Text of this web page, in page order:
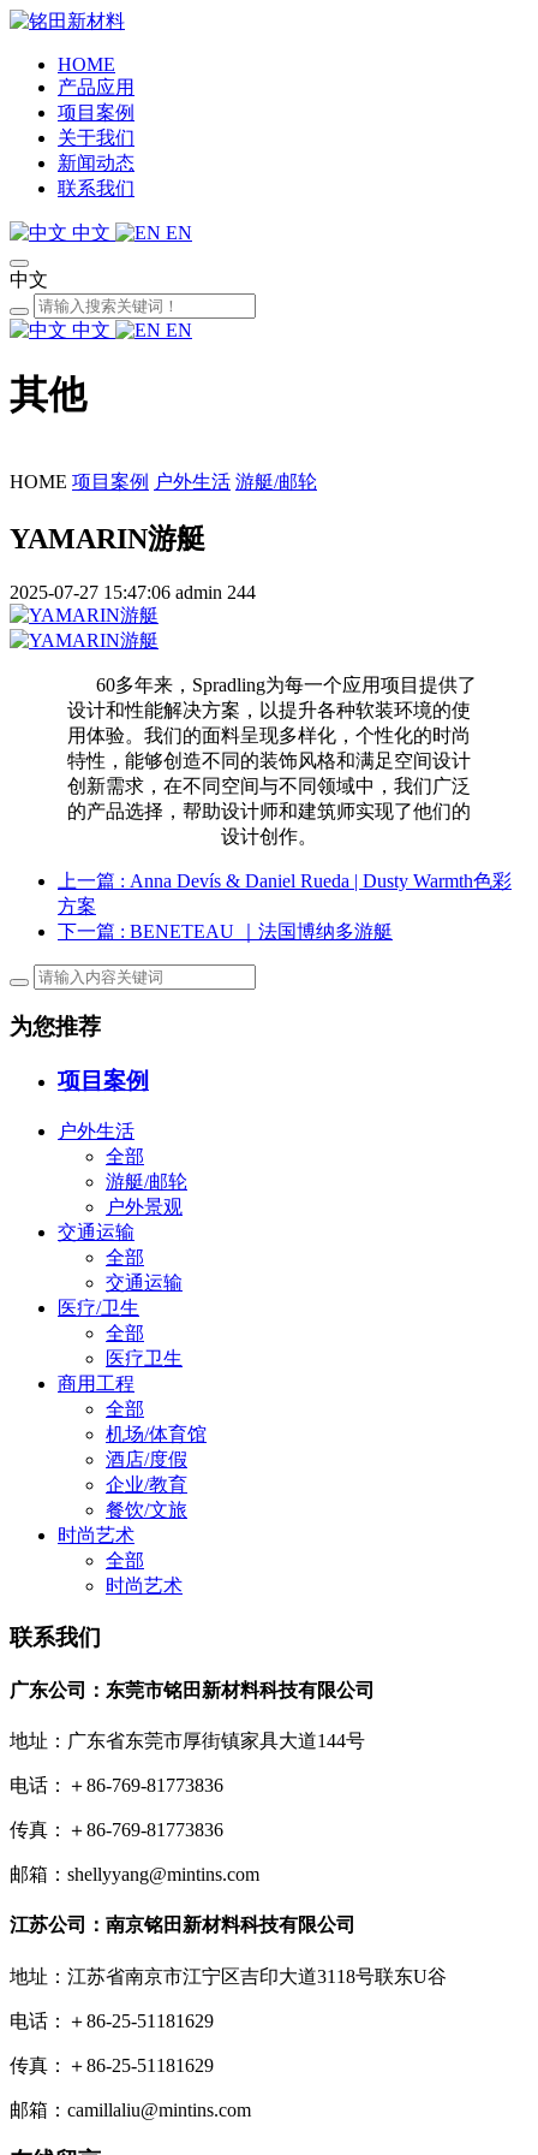
HOME
产品应用
项目案例
关于我们
新闻动态
联系我们
中文 EN
中文
中文 EN
其他
HOME 项目案例 户外生活 游艇/邮轮
YAMARIN游艇
2025-07-27 15:47:06 admin 244
60多年来，Spradling为每一个应用项目提供了
设计和性能解决方案，以提升各种软装环境的使
用体验。我们的面料呈现多样化，个性化的时尚
特性，能够创造不同的装饰风格和满足空间设计
创新需求，在不同空间与不同领域中，我们广泛
的产品选择，帮助设计师和建筑师实现了他们的
设计创作。
上一篇 : Anna Devís & Daniel Rueda | Dusty Warmth色彩
方案
下一篇 : BENETEAU ｜法国博纳多游艇
为您推荐
项目案例
户外生活
全部
游艇/邮轮
户外景观
交通运输
全部
交通运输
医疗/卫生
全部
医疗卫生
商用工程
全部
机场/体育馆
酒店/度假
企业/教育
餐饮/文旅
时尚艺术
全部
时尚艺术
联系我们
广东公司：东莞市铭田新材料科技有限公司
地址：广东省东莞市厚街镇家具大道144号
电话：＋86-769-81773836
传真：＋86-769-81773836
邮箱：shellyyang@mintins.com
江苏公司：南京铭田新材料科技有限公司
地址：江苏省南京市江宁区吉印大道3118号联东U谷
电话：＋86-25-51181629
传真：＋86-25-51181629
邮箱：camillaliu@mintins.com